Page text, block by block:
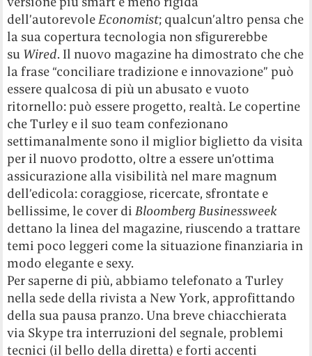
dell’autorevoleEconomist; qualcun’altro pensa che
la sua copertura tecnologia non sfigurerebbe
su Wired. Il nuovo magazine ha dimostrato che che
la frase “conciliare tradizione e innovazione” può
essere qualcosa di più un abusato e vuoto
ritornello: può essere progetto, realtà. Le copertine
che Turley e il suo team confezionano
settimanalmente sono il miglior biglietto da visita
per il nuovo prodotto, oltre a essere un’ottima
assicurazione alla visibilità nel mare magnum
dell’edicola: coraggiose, ricercate, sfrontate e
bellissime, le cover diBloomberg Businessweek
dettano la linea del magazine, riuscendo a trattare
temi poco leggeri come la situazione finanziaria in
modo elegante e sexy.
Per saperne di più, abbiamo telefonato a Turley
nella sede della rivista a New York, approfittando
della sua pausa pranzo. Una breve chiacchierata
via Skype tra interruzioni del segnale, problemi
tecnici (il bello della diretta) e forti accenti